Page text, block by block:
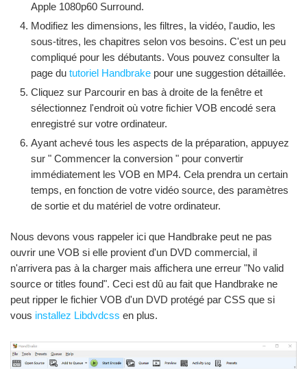
Apple 1080p60 Surround.
Modifiez les dimensions, les filtres, la vidéo, l'audio, les
sous-titres, les chapitres selon vos besoins. C'est un peu
compliqué pour les débutants. Vous pouvez consulter la
page du tutoriel Handbrake pour une suggestion détaillée.
Cliquez sur Parcourir en bas à droite de la fenêtre et
sélectionnez l'endroit où votre fichier VOB encodé sera
enregistré sur votre ordinateur.
Ayant achevé tous les aspects de la préparation, appuyez
sur " Commencer la conversion " pour convertir
immédiatement les VOB en MP4. Cela prendra un certain
temps, en fonction de votre vidéo source, des paramètres
de sortie et du matériel de votre ordinateur.
Nous devons vous rappeler ici que Handbrake peut ne pas
ouvrir une VOB si elle provient d'un DVD commercial, il
n'arrivera pas à la charger mais affichera une erreur "No valid
source or titles found". Ceci est dû au fait que Handbrake ne
peut ripper le fichier VOB d'un DVD protégé par CSS que si
vous installez Libdvdcss en plus.